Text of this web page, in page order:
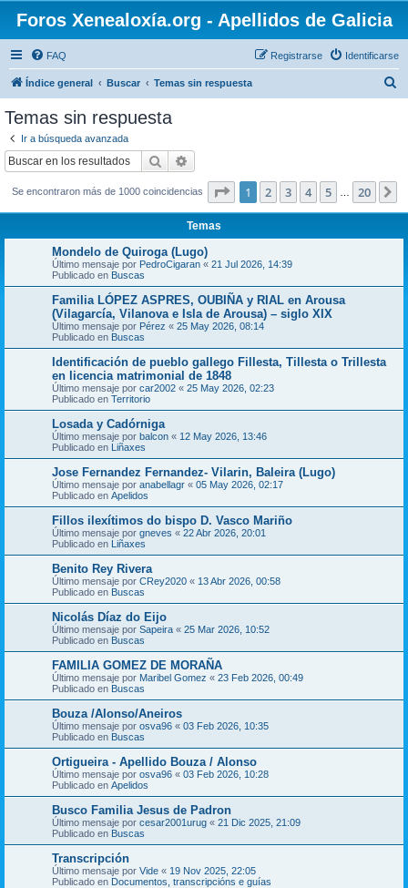
Foros Xenealoxía.org - Apellidos de Galicia
FAQ Identificarse
Registrarse
Índice general Buscar Temas sin respuesta
Temas sin respuesta
Ir a búsqueda avanzada
Buscar
Se encontraron más de 1000 coincidencias Página de 20
1 2 3 4 5 20
Temas
Mondelo de Quiroga (Lugo)
Último mensaje por PedroCigaran « 21 Jul 2026, 14:39
Publicado en Buscas
Familia LÓPEZ ASPRES, OUBIÑA y RIAL en Arousa
(Vilagarcía, Vilanova e Isla de Arousa) – siglo XIX
Último mensaje por Pérez « 25 May 2026, 08:14
Publicado en Buscas
Identificación de pueblo gallego Fillesta, Tillesta o Trillesta
en licencia matrimonial de 1848
Último mensaje por car2002 « 25 May 2026, 02:23
Publicado en Territorio
Losada y Cadórniga
Último mensaje por balcon « 12 May 2026, 13:46
Publicado en Liñaxes
Jose Fernandez Fernandez- Vilarin, Baleira (Lugo)
Último mensaje por anabellagr « 05 May 2026, 02:17
Publicado en Apelidos
Fillos ilexítimos do bispo D. Vasco Mariño
Último mensaje por gneves « 22 Abr 2026, 20:01
Publicado en Liñaxes
Benito Rey Rivera
Último mensaje por CRey2020 « 13 Abr 2026, 00:58
Publicado en Buscas
Nicolás Díaz do Eijo
Último mensaje por Sapeira « 25 Mar 2026, 10:52
Publicado en Buscas
FAMILIA GOMEZ DE MORAÑA
Último mensaje por Maribel Gomez « 23 Feb 2026, 00:49
Publicado en Buscas
Bouza /Alonso/Aneiros
Último mensaje por osva96 « 03 Feb 2026, 10:35
Publicado en Buscas
Ortigueira - Apellido Bouza / Alonso
Último mensaje por osva96 « 03 Feb 2026, 10:28
Publicado en Apelidos
Busco Familia Jesus de Padron
Último mensaje por cesar2001urug « 21 Dic 2025, 21:09
Publicado en Buscas
Transcripción
Último mensaje por Vide « 19 Nov 2025, 22:05
Publicado en Documentos, transcripcións e guías